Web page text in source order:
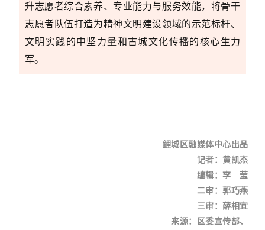
升志愿者综合素养、专业能力与服务效能，将骨干
志愿者队伍打造为精神文明建设领域的示范标杆、
文明实践的中坚力量和古城文化传播的核心生力
军。
鲤城区融媒体中心出品‍
记者：黄凯杰
编辑：李 莹
二审：郭巧燕
三审：薛相宜
来源： 区委宣传部、